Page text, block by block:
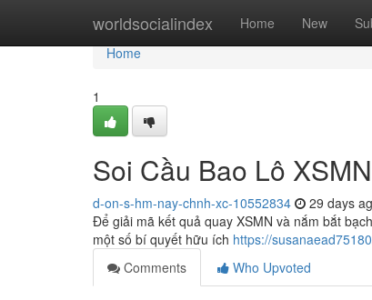
worldsocialindex Home New
Home
Home
1
Soi Cầu Bao Lô
d-on-s-hm-nay-chnh-xc-10552834 29 days
Để giải mã kết quả quay XSMN và nắm bắt
một số bí quyết hữu ích https://
Comments
Who Upvoted